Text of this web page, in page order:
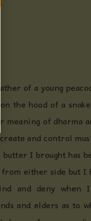
of a young
the hood of a
of dharma
and control
I brought has
either side but I
and deny when
and elders as to